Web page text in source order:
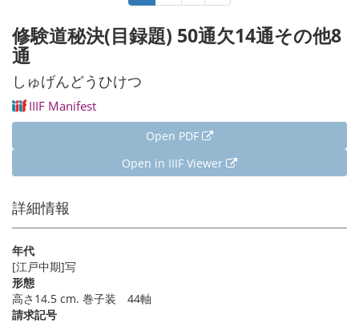
page
pagepage
修験道秘決(目録題) 50通欠14通その他8
通
しゅげんどうひけつ
IIIF Manifest
Open PDF
Open in IIIF Viewer
詳細情報
年代
[江戸中期]写
形態
高さ14.5 cm. 巻子装 44軸
請求記号